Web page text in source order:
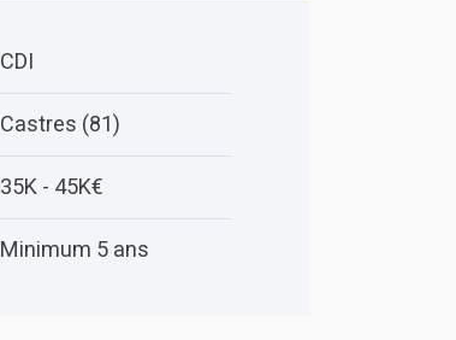
CDI
Castres (81)
35K - 45K€
Minimum 5 ans